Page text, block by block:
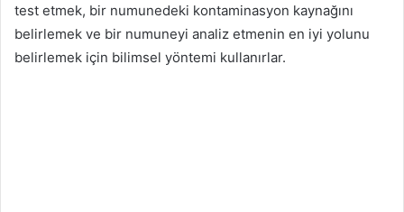
test etmek, bir numunedeki kontaminasyon kaynağını
belirlemek ve bir numuneyi analiz etmenin en iyi yolunu
belirlemek için bilimsel yöntemi kullanırlar.